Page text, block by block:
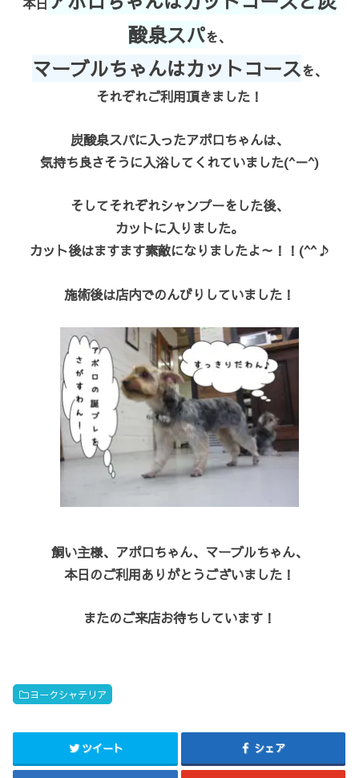
酸泉スパを、
マーブルちゃんはカットコースを、
それぞれご利用頂きました！
炭酸泉スパに入ったアポロちゃんは、
気持ち良さそうに入浴してくれていました(^－^)
そしてそれぞれシャンプーをした後、
カットに入りました。
カット後はますます素敵になりましたよ～！！(^^♪
施術後は店内でのんびりしていました！
飼い主様、アポロちゃん、マーブルちゃん、
本日のご利用ありがとうございました！
またのご来店お待ちしています！
ヨークシャテリア
ツイート シェア